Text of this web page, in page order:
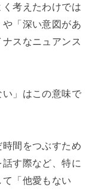
考えたわけでは
「深い意図があ
スなニュアンス
」はこの意味で
間をつぶすため
す際など、特に
「他愛もない